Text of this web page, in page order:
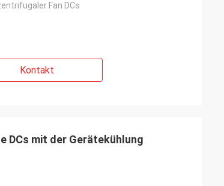
Fan DCs
Kontakt
DCs mit der Gerätekühlung